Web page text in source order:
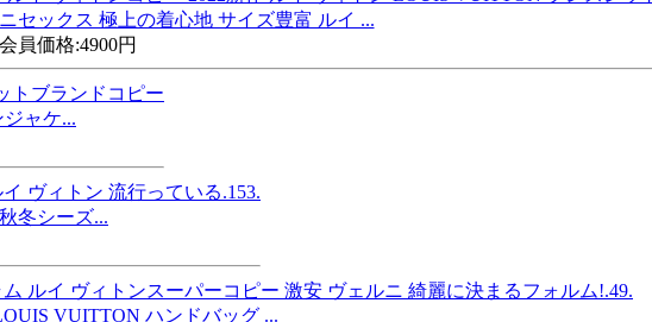
セックス 極上の着心地 サイズ豊富 ルイ ...
会員価格:4900円
ャケ...
冬シーズ...
VUITTON ハンドバッグ ...